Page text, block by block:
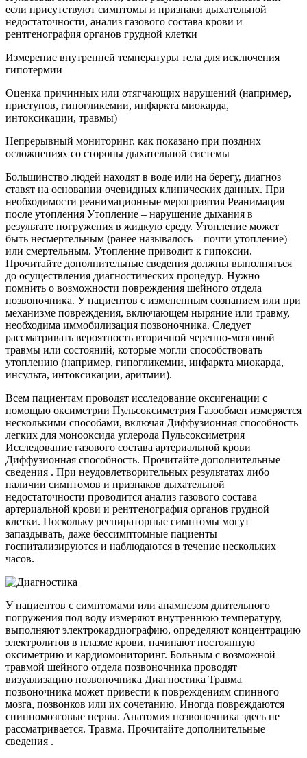
если присутствуют симптомы и признаки дыхательной
недостаточности, анализ газового состава крови и
рентгенография органов грудной клетки
Измерение внутренней температуры тела для исключения
гипотермии
Оценка причинных или отягчающих нарушений (например,
приступов, гипогликемии, инфаркта миокарда,
интоксикации, травмы)
Непрерывный мониторинг, как показано при поздних
осложнениях со стороны дыхательной системы
Большинство людей находят в воде или на берегу, диагноз
ставят на основании очевидных клинических данных. При
необходимости реанимационные мероприятия Реанимация
после утопления Утопление – нарушение дыхания в
результате погружения в жидкую среду. Утопление может
быть несмертельным (ранее называлось – почти утопление)
или смертельным. Утопление приводит к гипоксии.
Прочитайте дополнительные сведения должны выполняться
до осуществления диагностических процедур. Нужно
помнить о возможности повреждения шейного отдела
позвоночника. У пациентов с измененным сознанием или при
механизме повреждения, включающем ныряние или травму,
необходима иммобилизация позвоночника. Следует
рассматривать вероятность вторичной черепно-мозговой
травмы или состояний, которые могли способствовать
утоплению (например, гипогликемии, инфаркта миокарда,
инсульта, интоксикации, аритмии).
Всем пациентам проводят исследование оксигенации с
помощью оксиметрии Пульсоксиметрия Газообмен измеряется
несколькими способами, включая Диффузионная способность
легких для монооксида углерода Пульсоксиметрия
Исследование газового состава артериальной крови
Диффузионная способность. Прочитайте дополнительные
сведения . При неудовлетворительных результатах либо
наличии симптомов и признаков дыхательной
недостаточности проводится анализ газового состава
артериальной крови и рентгенография органов грудной
клетки. Поскольку респираторные симптомы могут
запаздывать, даже бессимптомные пациенты
госпитализируются и наблюдаются в течение нескольких
часов.
У пациентов с симптомами или анамнезом длительного
погружения под воду измеряют внутреннюю температуру,
выполняют электрокардиографию, определяют концентрацию
электролитов в плазме крови, начинают постоянную
оксиметрию и кардиомониторинг. Больным с возможной
травмой шейного отдела позвоночника проводят
визуализацию позвоночника Диагностика Травма
позвоночника может привести к повреждениям спинного
мозга, позвонков или их сочетанию. Иногда повреждаются
спинномозговые нервы. Анатомия позвоночника здесь не
рассматривается. Травма. Прочитайте дополнительные
сведения .